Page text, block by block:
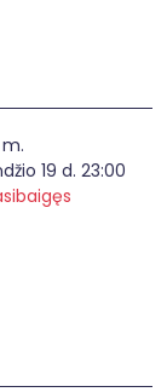
19 d. 23:00